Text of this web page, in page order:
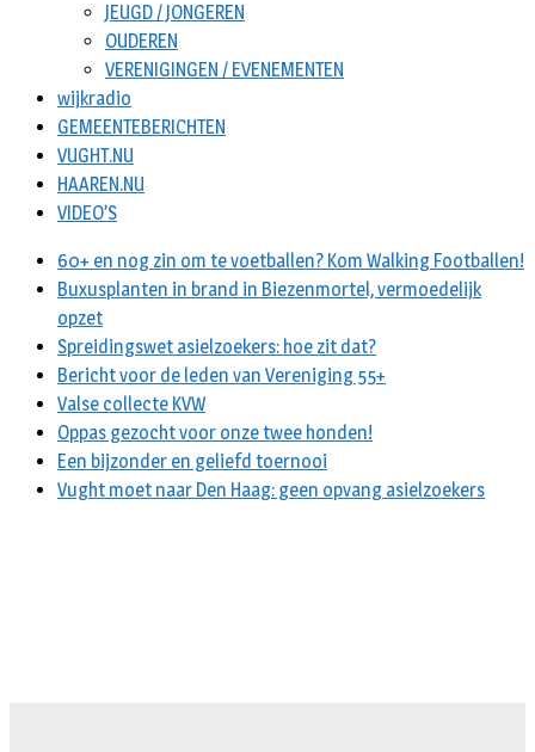
JEUGD / JONGEREN
OUDEREN
VERENIGINGEN / EVENEMENTEN
wijkradio
GEMEENTEBERICHTEN
VUGHT.NU
HAAREN.NU
VIDEO’S
60+ en nog zin om te voetballen? Kom Walking Footballen!
Buxusplanten in brand in Biezenmortel, vermoedelijk
opzet
Spreidingswet asielzoekers: hoe zit dat?
Bericht voor de leden van Vereniging 55+
Valse collecte KVW
Oppas gezocht voor onze twee honden!
Een bijzonder en geliefd toernooi
Vught moet naar Den Haag: geen opvang asielzoekers